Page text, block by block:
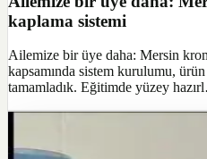
kaplama sistemi
Ailemize bir üye daha: Mersin
kapsamında sistem kurulumu,
tamamladık. Eğitimde yüzey